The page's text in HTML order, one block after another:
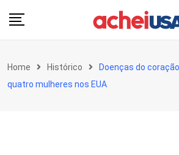
Home Histórico
Doenças do
quatro mulheres nos EUA